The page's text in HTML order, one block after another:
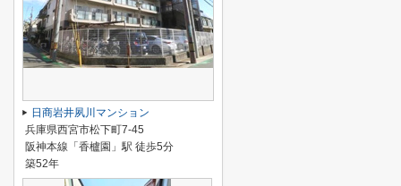
日商岩井夙川マンション
兵庫県西宮市松下町7-45
阪神本線「香櫨園」駅 徒歩5分
築52年